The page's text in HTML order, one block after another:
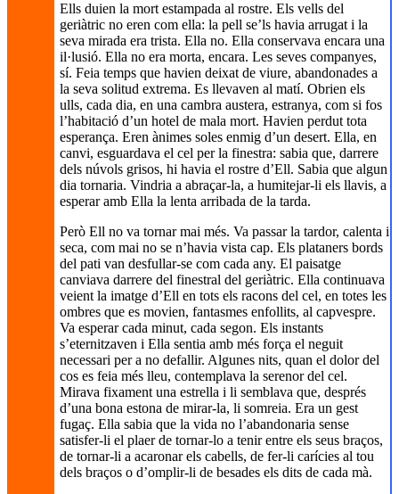
Ells duien la mort estampada al rostre. Els vells del
geriàtric no eren com ella: la pell se’ls havia arrugat i la
seva mirada era trista. Ella no. Ella conservava encara una
il·lusió. Ella no era morta, encara. Les seves companyes,
sí. Feia temps que havien deixat de viure, abandonades a
la seva solitud extrema. Es llevaven al matí. Obrien els
ulls, cada dia, en una cambra austera, estranya, com si fos
l’habitació d’un hotel de mala mort. Havien perdut tota
esperança. Eren ànimes soles enmig d’un desert. Ella, en
canvi, esguardava el cel per la finestra: sabia que, darrere
dels núvols grisos, hi havia el rostre d’Ell. Sabia que algun
dia tornaria. Vindria a abraçar-la, a humitejar-li els llavis, a
esperar amb Ella la lenta arribada de la tarda.
Però Ell no va tornar mai més. Va passar la tardor, calenta i
seca, com mai no se n’havia vista cap. Els plataners bords
del pati van desfullar-se com cada any. El paisatge
canviava darrere del finestral del geriàtric. Ella continuava
veient la imatge d’Ell en tots els racons del cel, en totes les
ombres que es movien, fantasmes enfollits, al capvespre.
Va esperar cada minut, cada segon. Els instants
s’eternitzaven i Ella sentia amb més força el neguit
necessari per a no defallir. Algunes nits, quan el dolor del
cos es feia més lleu, contemplava la serenor del cel.
Mirava fixament una estrella i li semblava que, després
d’una bona estona de mirar-la, li somreia. Era un gest
fugaç. Ella sabia que la vida no l’abandonaria sense
satisfer-li el plaer de tornar-lo a tenir entre els seus braços,
de tornar-li a acaronar els cabells, de fer-li carícies al tou
dels braços o d’omplir-li de besades els dits de cada mà.